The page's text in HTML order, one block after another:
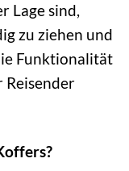
Lage sind,
zu ziehen und
Funktionalität
Reisender